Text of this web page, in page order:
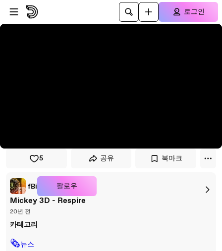
플레이어로 건너뛰기
본문으로 건너뛰기
로그인
5 공유 북마크
fBi 팔로우
Mickey 3D - Respire
20년 전
카테고리
🗞뉴스